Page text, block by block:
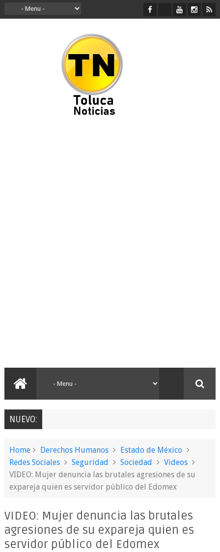
NUEVO:
Home Derechos Humanos
Estado de México
Redes Sociales
Seguridad Sociedad
Videos
VIDEO: Mujer denuncia las brutales agresiones de su
expareja quien es servidor público del Edomex
VIDEO: Mujer denuncia las brutales
agresiones de su expareja quien es
servidor público del Edomex